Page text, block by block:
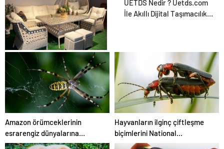
Zihnin Gizemli Sınırları ve
Ötesi : Nasılnedir.com
UETDS Nedir ? Uetds.com
İle Akıllı Dijital Taşımacılık
Bahçe Mobilyaları
Seçerken Nelere Dikkat
Etmeli
Amazon örümceklerinin
esrarengiz dünyalarına
gitmeye hazır olun.
Hayvanların ilginç çiftleşme
biçimlerini National
Geographic görüntüledi.